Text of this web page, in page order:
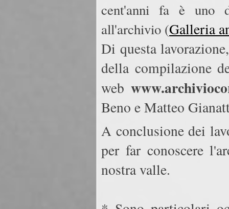
cent'anni fa è uno
all'archivio (Galleria
Di questa
della compilazione
web
Beno e Matteo
A conclusione dei
per far conoscere
nostra valle.